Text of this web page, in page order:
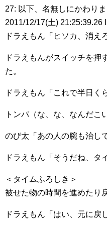
27: 以下、名無しにかわり
2011/12/17(土) 21:25:39.26
ドラえもん「ヒソカ、消え
ドラえもんがスイッチを押
た。
ドラえもん「これで半日く
トンパ（な、な、なんだこ
のび太「あの人の腕も治し
ドラえもん「そうだね、タ
＜タイムふろしき＞
被せた物の時間を進めたり
ドラえもん「はい、元に戻